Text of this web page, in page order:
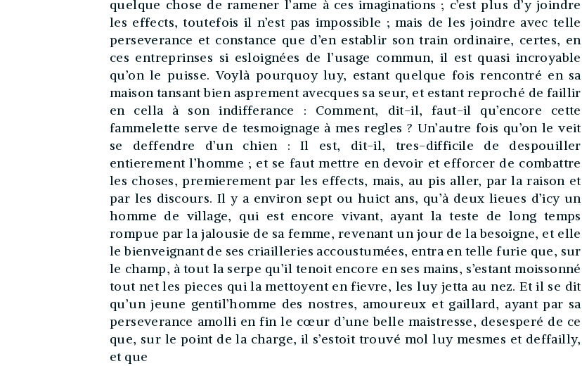
quelque chose de ramener l’ame à ces imaginations ; c’est plus d’y joindre
les effects, toutefois il n’est pas impossible ; mais de les joindre avec telle
perseverance et constance que d’en establir son train ordinaire, certes, en
ces entreprinses si esloignées de l’usage commun, il est quasi incroyable
qu’on le puisse. Voylà pourquoy luy, estant quelque fois rencontré en sa
maison tansant bien asprement avecques sa seur, et estant reproché de faillir
en cella à son indifferance : Comment, dit-il, faut-il qu’encore cette
fammelette serve de tesmoignage à mes regles ? Un’autre fois qu’on le veit
se deffendre d’un chien : Il est, dit-il, tres-difficile de despouiller
entierement l’homme ; et se faut mettre en devoir et efforcer de combattre
les choses, premierement par les effects, mais, au pis aller, par la raison et
par les discours. Il y a environ sept ou huict ans, qu’à deux lieues d’icy un
homme de village, qui est encore vivant, ayant la teste de long temps
rompue par la jalousie de sa femme, revenant un jour de la besoigne, et elle
le bienveignant de ses criailleries accoustumées, entra en telle furie que, sur
le champ, à tout la serpe qu’il tenoit encore en ses mains, s’estant moissonné
tout net les pieces qui la mettoyent en fievre, les luy jetta au nez. Et il se dit
qu’un jeune gentil’homme des nostres, amoureux et gaillard, ayant par sa
perseverance amolli en fin le cœur d’une belle maistresse, desesperé de ce
que, sur le point de la charge, il s’estoit trouvé mol luy mesmes et deffailly,
et que